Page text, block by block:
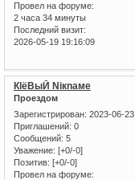
Провел на форуме:
2 часа 34 минуты
Последний визит:
2026-05-19 19:16:09
КlёBыЙ Niкnaме
Проездом
Зарегистрирован: 2023-06-23
Приглашений: 0
Сообщений: 5
Уважение: [+0/-0]
Позитив: [+0/-0]
Провел на форуме: